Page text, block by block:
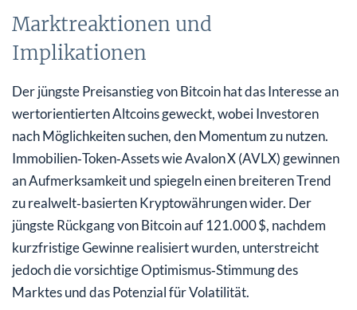
Marktreaktionen und
Implikationen
Der jüngste Preisanstieg von Bitcoin hat das Interesse an
wertorientierten Altcoins geweckt, wobei Investoren
nach Möglichkeiten suchen, den Momentum zu nutzen.
Immobilien‑Token‑Assets wie Avalon X (AVLX) gewinnen
an Aufmerksamkeit und spiegeln einen breiteren Trend
zu realwelt‑basierten Kryptowährungen wider. Der
jüngste Rückgang von Bitcoin auf 121.000 $, nachdem
kurzfristige Gewinne realisiert wurden, unterstreicht
jedoch die vorsichtige Optimismus‑Stimmung des
Marktes und das Potenzial für Volatilität.